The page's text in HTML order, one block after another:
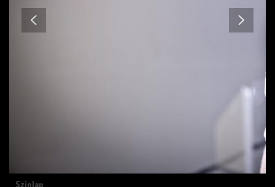
Színlap